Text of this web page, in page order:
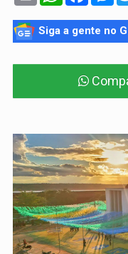
Siga a gente no